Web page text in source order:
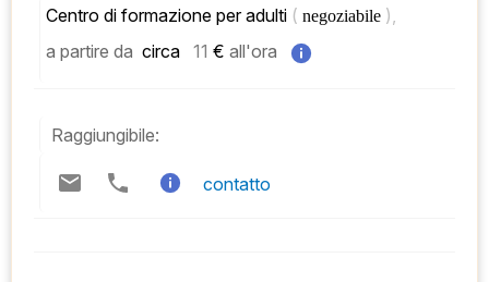
Centro di formazione per adulti ( negoziabile ),
a partire da circa 11 € all'ora
Raggiungibile:
contatto